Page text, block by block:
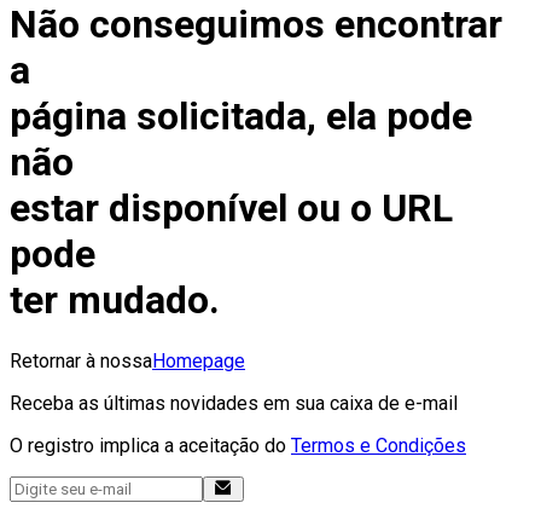
Não conseguimos encontrar
a
página solicitada, ela pode
não
estar disponível ou o URL
pode
ter mudado.
Retornar à nossaHomepage
Receba as últimas novidades em sua caixa de e-mail
O registro implica a aceitação do Termos e Condições